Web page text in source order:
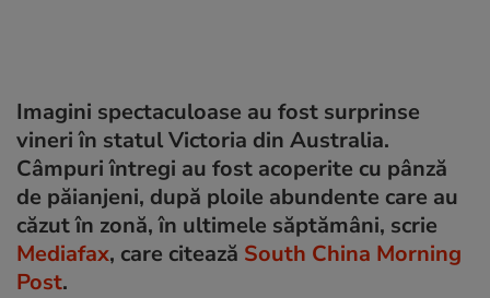
Imagini spectaculoase au fost surprinse
vineri în statul Victoria din Australia.
Câmpuri întregi au fost acoperite cu pânză
de păianjeni, după ploile abundente care au
căzut în zonă, în ultimele săptămâni, scrie
Mediafax, care citează South China Morning
Post.